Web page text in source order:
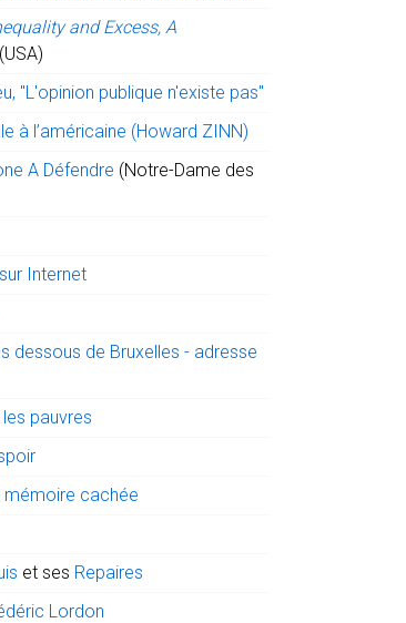
and Excess, A
(USA)
"L'opinion publique n'existe pas"
à l’américaine (Howard ZINN)
A Défendre (Notre-Dame des
Internet
dessous de Bruxelles - adresse
les pauvres
mémoire cachée
et ses Repaires
Lordon